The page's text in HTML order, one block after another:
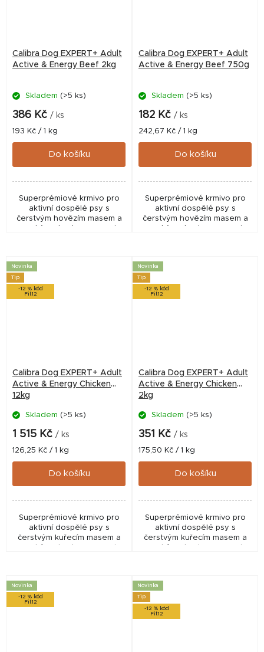
Calibra Dog EXPERT+ Adult
Active & Energy Beef 2kg
Skladem (>5 ks)
386 Kč / ks
Měrná
cena:
193 Kč / 1 kg
Do košíku
Superprémiové krmivo pro
aktivní dospělé psy s
čerstvým hovězím masem a
vysokým obsahem energie
Calibra Dog EXPERT+ Adult
Active & Energy Beef 750g
Skladem (>5 ks)
182 Kč / ks
Měrná
cena:
242,67 Kč / 1 kg
Do košíku
Superprémiové krmivo pro
aktivní dospělé psy s
čerstvým hovězím masem a
vysokým obsahem energie
Novinka
Tip
-12 % kód
Fit12
Calibra Dog EXPERT+ Adult
Active & Energy Chicken
12kg
Skladem (>5 ks)
1 515 Kč / ks
Měrná
cena:
126,25 Kč / 1 kg
Do košíku
Superprémiové krmivo pro
aktivní dospělé psy s
čerstvým kuřecím masem a
Novinka
Tip
-12 % kód
Fit12
Calibra Dog EXPERT+ Adult
Active & Energy Chicken
2kg
Skladem (>5 ks)
351 Kč / ks
Měrná
cena:
175,50 Kč / 1 kg
Do košíku
Superprémiové krmivo pro
aktivní dospělé psy s
čerstvým kuřecím masem a
Novinka
-12 % kód
Fit12
Novinka
Tip
-12 % kód
Fit12